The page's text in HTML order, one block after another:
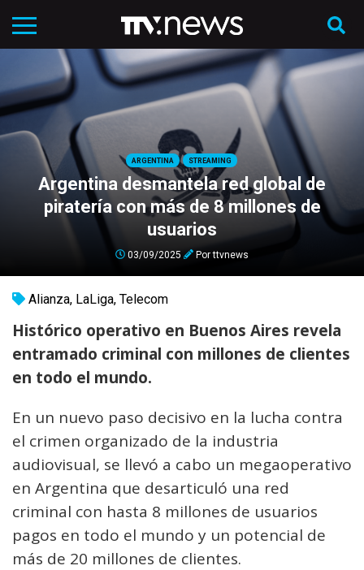
ARGENTINA STREAMING
Argentina desmantela red global de
piratería con más de 8 millones de
usuarios
03/09/2025 Porttvnews
Alianza, LaLiga, Telecom
Histórico operativo en Buenos Aires revela
entramado criminal con millones de clientes
en todo el mundo.
En un nuevo paso decisivo en la lucha contra
el crimen organizado de la industria
audiovisual, se llevó a cabo un megaoperativo
en Argentina que desarticuló una red
criminal con hasta 8 millones de usuarios
pagos en todo el mundo y un potencial de
más de 20 millones de clientes.